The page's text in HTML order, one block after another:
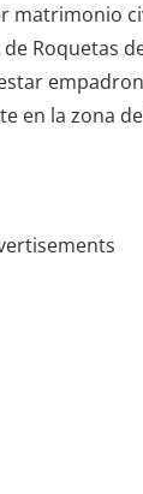
matrimonio
Roquetas
en la zona